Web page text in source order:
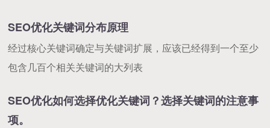
SEO优化关键词分布原理
经过核心关键词确定与关键词扩展，应该已经得到一个至少
包含几百个相关关键词的大列表
SEO优化如何选择优化关键词？选择关键词的注意事
项。